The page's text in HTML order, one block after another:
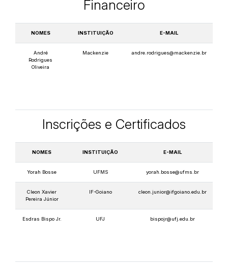
Financeiro
NOMES INSTITUIÇÃO E-MAIL
André
Rodrigues
Oliveira
Mackenzie andre.rodrigues@mackenzie.br
Inscrições e Certificados
NOMES INSTITUIÇÃO E-MAIL
Yorah Bosse UFMS yorah.bosse@ufms.br
Cleon Xavier
Pereira Júnior
IF-Goiano cleon.junior@ifgoiano.edu.br
Esdras Bispo Jr. UFJ bispojr@ufj.edu.br